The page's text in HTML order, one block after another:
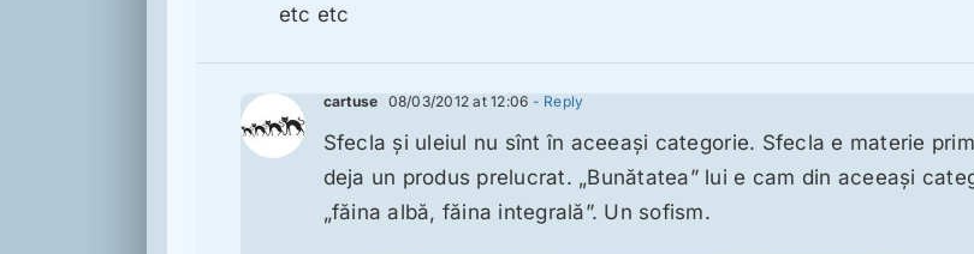
etc etc
cartuse 08/03/2012 at 12:06 - Reply
Sfecla şi uleiul nu sînt în aceeaşi categorie. Sfecla e materie
deja un produs prelucrat. „Bunătatea” lui e cam din aceeaşi
„făina albă, făina integrală”. Un sofism.